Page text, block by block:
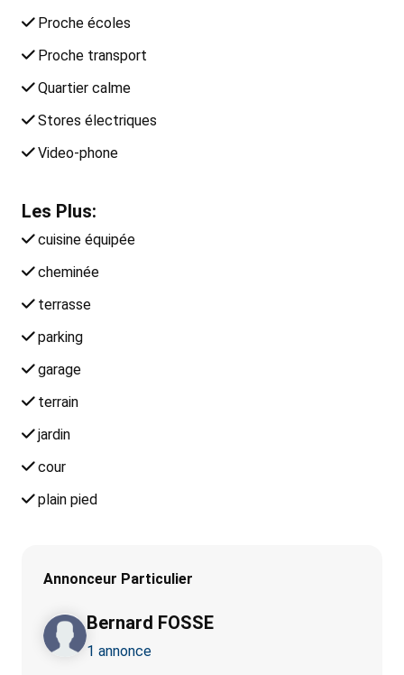
Proche écoles
Proche transport
Quartier calme
Stores électriques
Video-phone
Les Plus:
cuisine équipée
cheminée
terrasse
parking
garage
terrain
jardin
cour
plain pied
Annonceur Particulier
Bernard FOSSE
1 annonce